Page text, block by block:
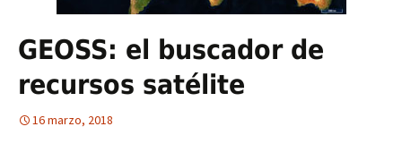
GEOSS: el buscador de
recursos satélite
16 marzo, 2018